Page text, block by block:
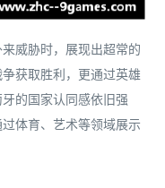
威胁时，展现出超常的
获取胜利，更通过英雄
的国家认同感依旧强
体育、艺术等领域展示